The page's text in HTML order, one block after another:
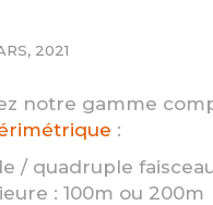
2021
notre gamme
:
/ quadruple
: 100m ou 200m